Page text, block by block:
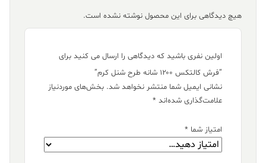
هیچ دیدگاهی برای این محصول نوشته نشده است.
اولین نفری باشید که دیدگاهی را ارسال می کنید برای
“فرش کالتکس ۱۲۰۰ شانه طرح شنل کرم”
نشانی ایمیل شما منتشر نخواهد شد. بخش‌های موردنیاز
علامت‌گذاری شده‌اند *
امتیاز شما *